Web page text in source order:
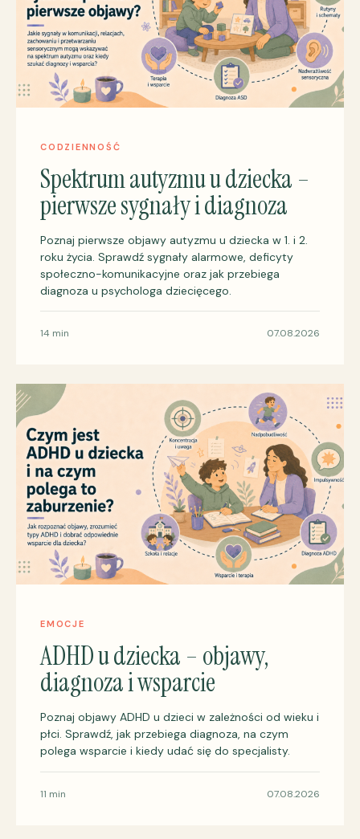
CODZIENNOŚĆ
Spektrum autyzmu u dziecka –
pierwsze sygnały i diagnoza
Poznaj pierwsze objawy autyzmu u dziecka w 1. i 2.
roku życia. Sprawdź sygnały alarmowe, deficyty
społeczno-komunikacyjne oraz jak przebiega
diagnoza u psychologa dziecięcego.
14 min 07.08.2026
EMOCJE
ADHD u dziecka – objawy,
diagnoza i wsparcie
Poznaj objawy ADHD u dzieci w zależności od wieku i
płci. Sprawdź, jak przebiega diagnoza, na czym
polega wsparcie i kiedy udać się do specjalisty.
11 min 07.08.2026